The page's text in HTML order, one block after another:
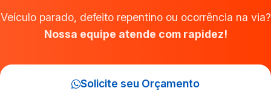
Veículo parado, defeito repentino ou ocorrência na via?
Nossa equipe atende com rapidez!
Solicite seu Orçamento